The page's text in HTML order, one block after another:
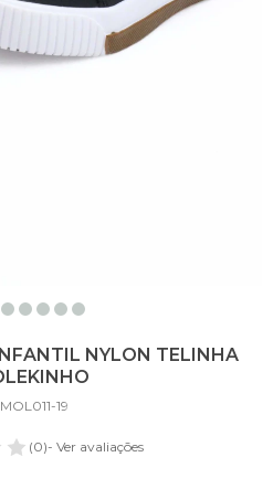
NYLON TELINHA
19
(0)- Ver avaliações